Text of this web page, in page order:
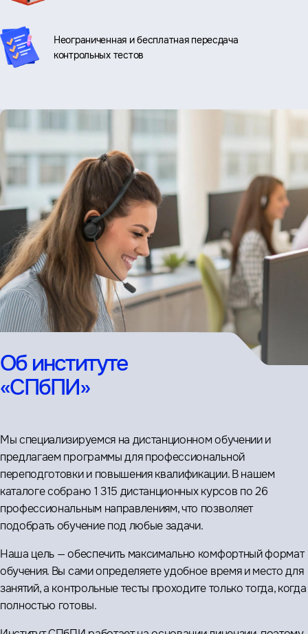
Неограниченная и бесплатная пересдача
контрольных тестов
Об институте
«СПбПИ»
Мы специализируемся на дистанционном обучении и
предлагаем программы для профессиональной
переподготовки и повышения квалификации. В нашем
каталоге собрано 1 315 дистанционных курсов по 26
профессиональным направлениям, что позволяет
подобрать обучение под любые задачи.
Наша цель — обеспечить максимально комфортный формат
обучения. Вы сами определяете удобное время и место для
занятий, а контрольные тесты проходите только тогда, когда
полностью готовы.